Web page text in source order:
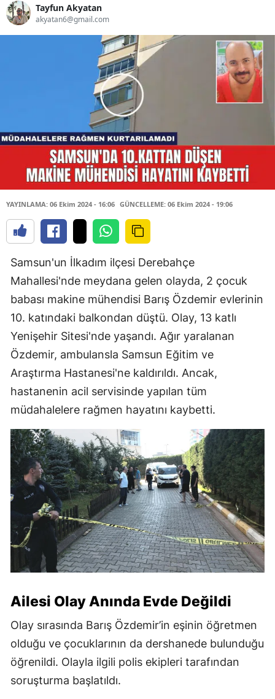
Tayfun Akyatan
akyatan6@gmail.com
YAYINLAMA: 06 Ekim 2024 - 16:06 GÜNCELLEME: 06 Ekim 2024 - 19:06
Samsun'un İlkadım ilçesi Derebahçe
Mahallesi'nde meydana gelen olayda, 2 çocuk
babası makine mühendisi Barış Özdemir evlerinin
10. katındaki balkondan düştü. Olay, 13 katlı
Yenişehir Sitesi'nde yaşandı. Ağır yaralanan
Özdemir, ambulansla Samsun Eğitim ve
Araştırma Hastanesi'ne kaldırıldı. Ancak,
hastanenin acil servisinde yapılan tüm
müdahalelere rağmen hayatını kaybetti.
Ailesi Olay Anında Evde Değildi
Olay sırasında Barış Özdemir’in eşinin öğretmen
olduğu ve çocuklarının da dershanede bulunduğu
öğrenildi. Olayla ilgili polis ekipleri tarafından
soruşturma başlatıldı.